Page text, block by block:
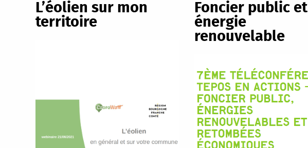
L’éolien sur mon
territoire
Foncier public et
énergie
renouvelable